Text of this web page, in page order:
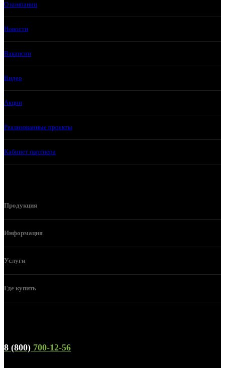
О компании
Новости
Вакансии
Видео
Акции
Реализованные проекты
Кабинет партнера
Продукция
Информация
Услуги
Где купить
8 (800) 700-12-56